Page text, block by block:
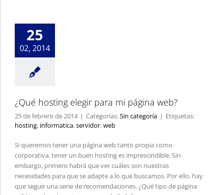
25
02, 2014
¿Qué hosting elegir para mi página web?
25 de febrero de 2014 | Categorías:Sin categoría | Etiquetas:
hosting, informatica,servidor,web
Si queremos tener una página web tanto propia como
corporativa, tener un buen hosting es imprescindible. Sin
embargo, primero habrá que ver cuáles son nuestras
necesidades para que se adapte a lo que buscamos. Por ello, hay
que seguir una serie de recomendaciones. ¿Qué tipo de página